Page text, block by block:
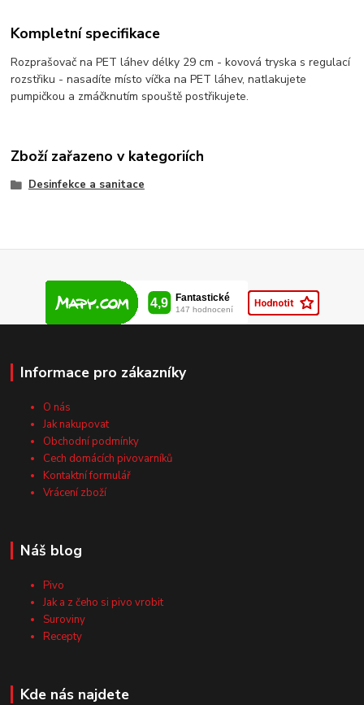
Kompletní specifikace
Rozprašovač na PET láhev délky 29 cm - kovová tryska s regulací
rozstřiku - nasadíte místo víčka na PET láhev, natlakujete
pumpičkou a zmáčknutím spouště postřikujete.
Zboží zařazeno v kategoriích
Desinfekce a sanitace
Informace pro zákazníky
O nás
Jak nakupovat
Obchodní podmínky
Cech domácích pivovarníků
Kontaktní formulář
Vrácení zboží
Náš blog
Pivo
Jak a z čeho si pivo vrobit
Suroviny
Recepty
Kde nás najdete